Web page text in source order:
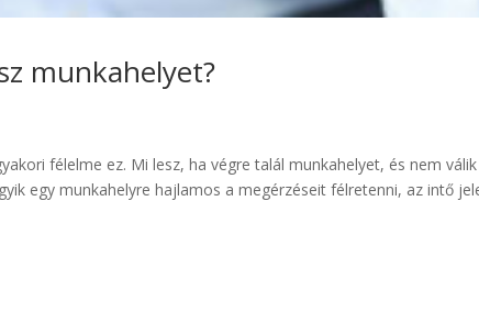
munkahelyet?
félelme ez. Mi lesz, ha végre talál munkahelyet, és nem válik
egy munkahelyre hajlamos a megérzéseit félretenni, az intő